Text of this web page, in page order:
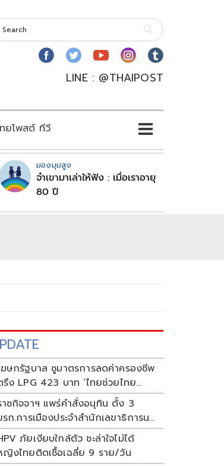
LINE : @THAIPOST
ยโพสต์ ทีวี
มองมุมสูง
จำเขามาเล่าให้ฟัง : เมื่อเราอายุ
80 ปี
ฆษกรัฐบาล ชูมาตรการลดค่าครองชีพ
รึง LPG 423 บาท ‘ไทยช่วยไทย
ลัส’ ดันเงินหมุนแสนล้าน
าชกิจจาฯ แพร่คำสั่งอนุทิน ตั้ง 3
รก.การเมืองประจำสำนักเลขาธิการนา
กฯ ภัยเงียบใกล้ตัว ชะล่าใจไม่ได้
ญิงไทยติดเชื้อเฉลี่ย 9 ราย/วัน